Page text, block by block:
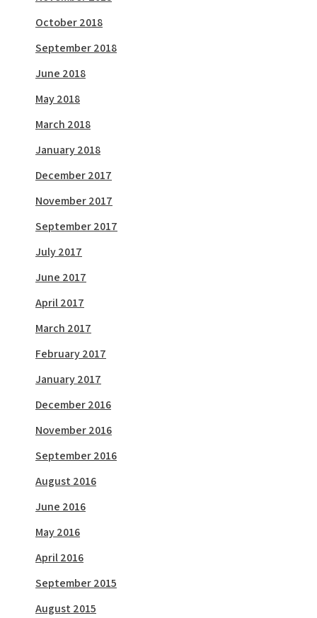
October 2018
September 2018
June 2018
May 2018
March 2018
January 2018
December 2017
November 2017
September 2017
July 2017
June 2017
April 2017
March 2017
February 2017
January 2017
December 2016
November 2016
September 2016
August 2016
June 2016
May 2016
April 2016
September 2015
August 2015